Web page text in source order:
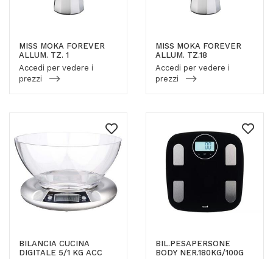
MISS MOKA FOREVER
ALLUM. TZ. 1
Accedi per vedere i
prezzi
MISS MOKA FOREVER
ALLUM. TZ.18
Accedi per vedere i
prezzi
BILANCIA CUCINA
DIGITALE 5/1 KG ACC
BIL.PESAPERSONE
BODY NER.180KG/100G